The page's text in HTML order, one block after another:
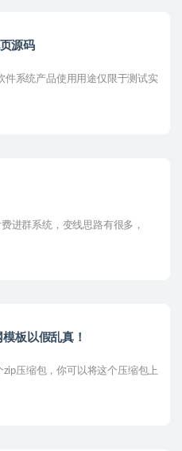
源码
系统产品使用用途仅限于测试实
进群系统，变线思路有很多，
板以假乱真！
压缩包，你可以将这个压缩包上